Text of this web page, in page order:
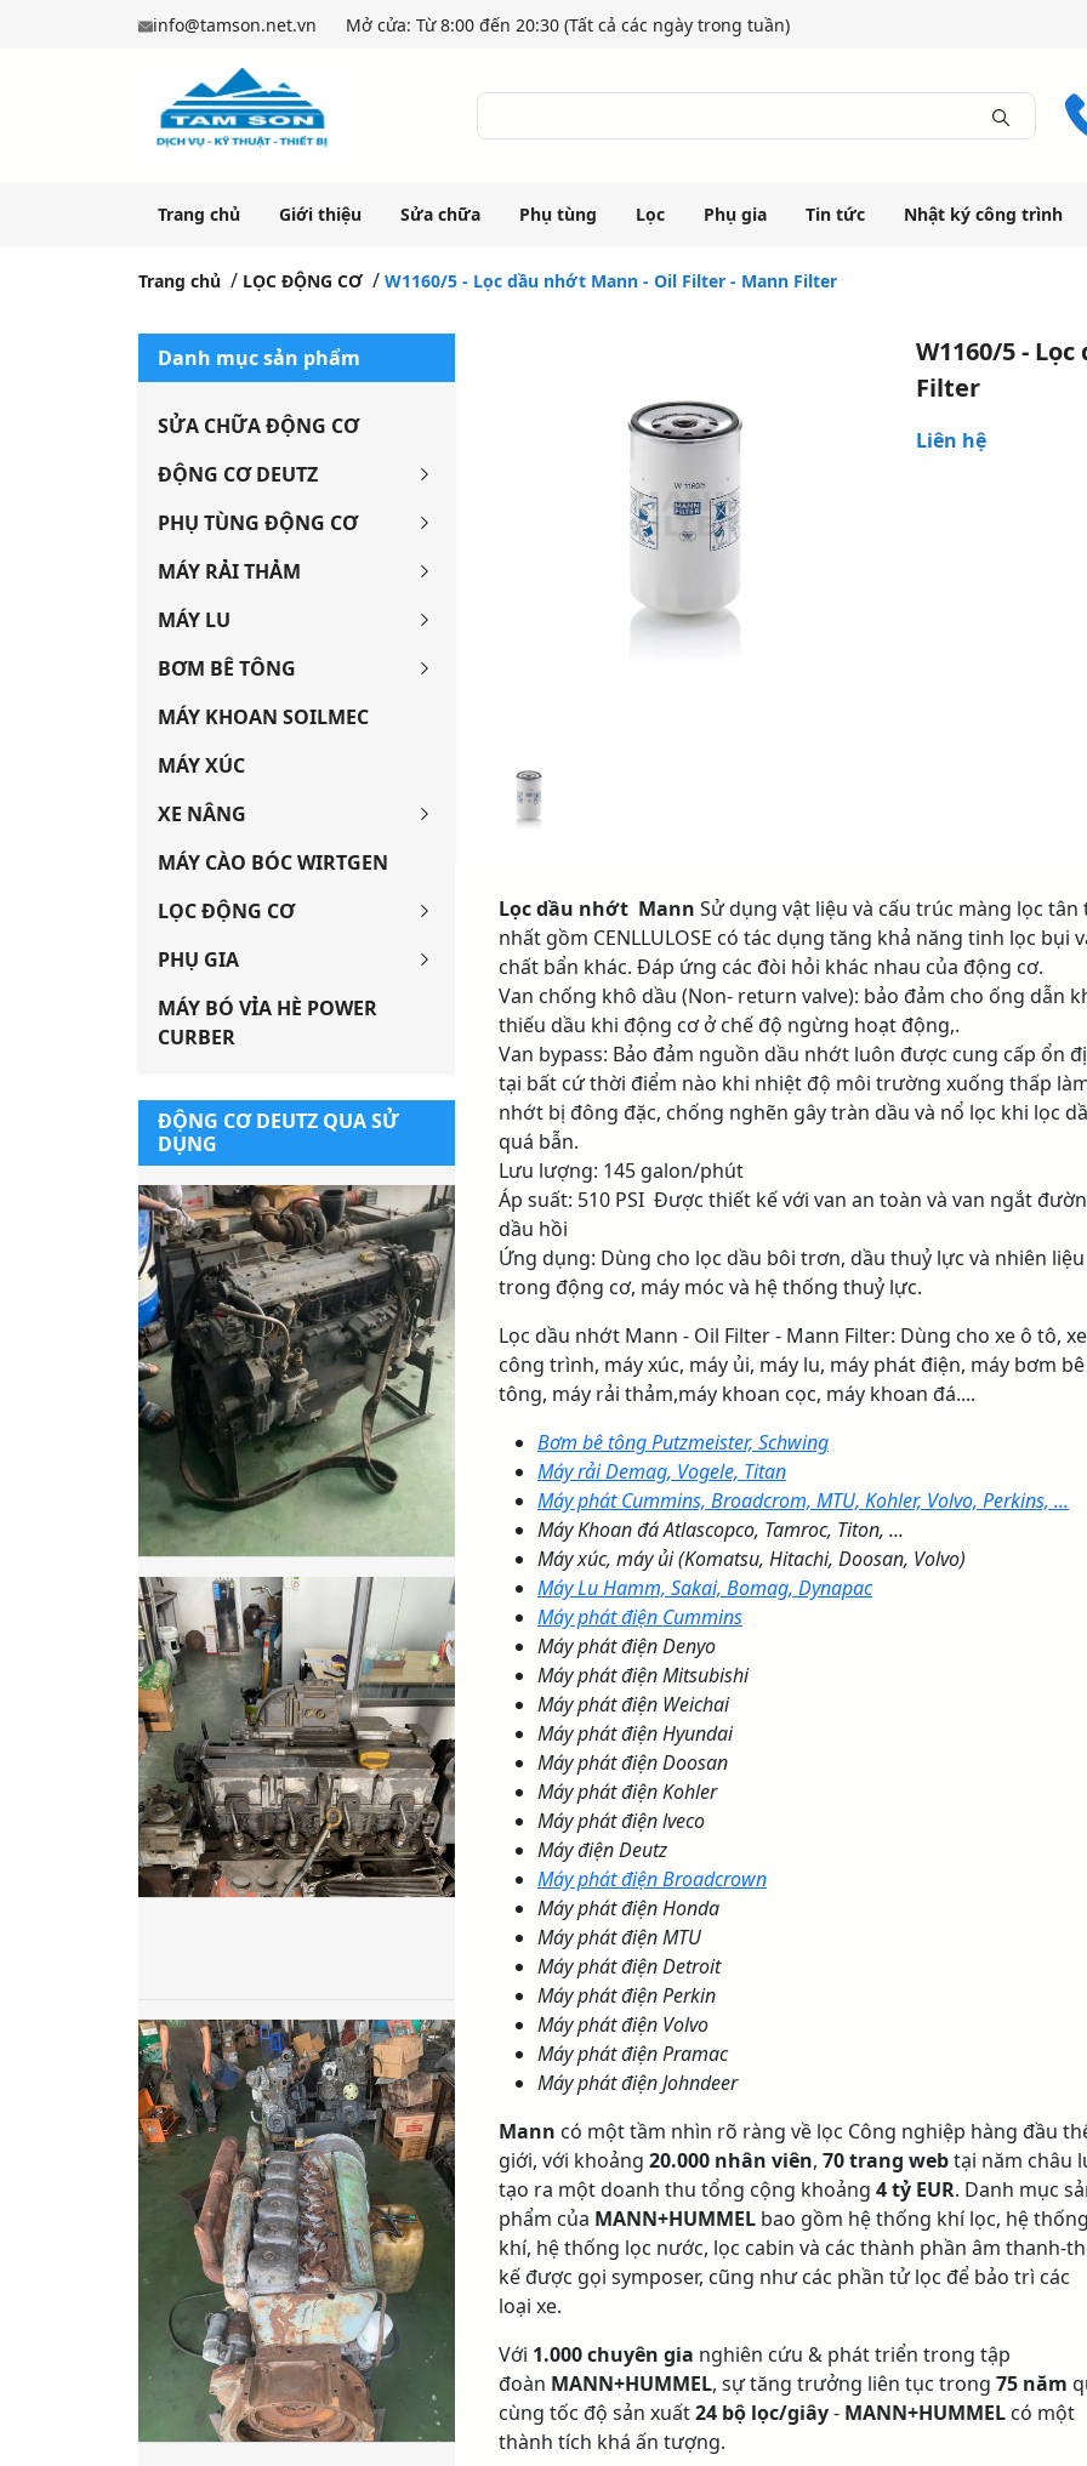
info@tamson.net.vn Mở cửa: Từ 8:00 đến 20:30 (Tất cả các ngày trong tuần)
Trang chủ Giới thiệu Sửa chữa Phụ tùng Lọc Phụ gia Tin tức Nhật ký công trình
Trang chủ LỌC ĐỘNG CƠ W1160/5 - Lọc dầu nhớt Mann - Oil Filter - Mann Filter
Danh mục sản phẩm
SỬA CHỮA ĐỘNG CƠ
ĐỘNG CƠ DEUTZ
PHỤ TÙNG ĐỘNG CƠ
MÁY RẢI THẢM
MÁY LU
BƠM BÊ TÔNG
MÁY KHOAN SOILMEC
MÁY XÚC
XE NÂNG
MÁY CÀO BÓC WIRTGEN
LỌC ĐỘNG CƠ
PHỤ GIA
MÁY BÓ VỈA HÈ POWER
CURBER
ĐỘNG CƠ DEUTZ QUA SỬ
DỤNG
W1160/5 -
Filter
Liên hệ
Lọc dầu nhớt Mann Sử dụng vật liệu và cấu trúc màng lọc tân
nhất gồm CENLLULOSE có tác dụng tăng khả năng tinh lọc bụi
chất bẩn khác. Đáp ứng các đòi hỏi khác nhau của động cơ.
Van chống khô dầu (Non- return valve): bảo đảm cho ống dẫn
thiếu dầu khi động cơ ở chế độ ngừng hoạt động,.
Van bypass: Bảo đảm nguồn dầu nhớt luôn được cung cấp ổn
tại bất cứ thời điểm nào khi nhiệt độ môi trường xuống thấp
nhớt bị đông đặc, chống nghẽn gây tràn dầu và nổ lọc khi lọc
quá bẫn.
Lưu lượng: 145 galon/phút
Áp suất: 510 PSI Được thiết kế với van an toàn và van ngắt
dầu hồi
Ứng dụng: Dùng cho lọc dầu bôi trơn, dầu thuỷ lực và nhiên liệu
trong động cơ, máy móc và hệ thống thuỷ lực.
Lọc dầu nhớt Mann - Oil Filter - Mann Filter: Dùng cho xe ô tô, xe
công trình, máy xúc, máy ủi, máy lu, máy phát điện, máy bơm bê
tông, máy rải thảm,máy khoan cọc, máy khoan đá....
Bơm bê tông Putzmeister, Schwing
Máy rải Demag, Vogele, Titan
Máy phát Cummins, Broadcrom, MTU, Kohler, Volvo, Perkins, ...
Máy Khoan đá Atlascopco, Tamroc, Titon, ...
Máy xúc, máy ủi (Komatsu, Hitachi, Doosan, Volvo)
Máy Lu Hamm, Sakai, Bomag, Dynapac
Máy phát điện Cummins
Máy phát điện Denyo
Máy phát điện Mitsubishi
Máy phát điện Weichai
Máy phát điện Hyundai
Máy phát điện Doosan
Máy phát điện Kohler
Máy phát điện lveco
Máy điện Deutz
Máy phát điện Broadcrown
Máy phát điện Honda
Máy phát điện MTU
Máy phát điện Detroit
Máy phát điện Perkin
Máy phát điện Volvo
Máy phát điện Pramac
Máy phát điện Johndeer
Mann có một tầm nhìn rõ ràng về lọc Công nghiệp hàng đầu
giới, với khoảng 20.000 nhân viên, 70 trang webtại năm châu
tạo ra một doanh thu tổng cộng khoảng 4 tỷ EUR. Danh mục
phẩm của MANN+HUMMEL bao gồm hệ thống khí lọc, hệ
khí, hệ thống lọc nước, lọc cabin và các thành phần âm thanh-
kế được gọi symposer, cũng như các phần tử lọc để bảo trì các
loại xe.
Với 1.000 chuyên gia nghiên cứu & phát triển trong tập
đoàn MANN+HUMMEL, sự tăng trưởng liên tục trong 75 năm
cùng tốc độ sản xuất24 bộ lọc/giây- MANN+HUMMEL có một
thành tích khá ấn tượng.